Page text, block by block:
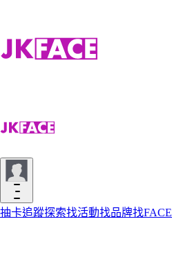
抽卡追蹤探索找活動找品牌找FACE